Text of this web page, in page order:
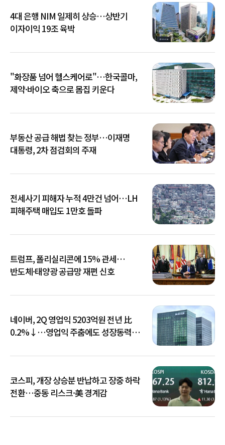
4대 은행 NIM 일제히 상승…상반기
이자이익 19조 육박
"화장품 넘어 헬스케어로"…한국콜마,
제약·바이오 축으로 몸집 키운다
부동산 공급 해법 찾는 정부…이재명
대통령, 2차 점검회의 주재
전세사기 피해자 누적 4만건 넘어…LH
피해주택 매입도 1만호 돌파
트럼프, 폴리실리콘에 15% 관세…
반도체·태양광 공급망 재편 신호
네이버, 2Q 영업익 5203억원 전년 比
0.2%↓…영업익 주춤에도 성장동력
코스피, 개장 상승분 반납하고 장중 하락
전환…중동 리스크·美 경계감